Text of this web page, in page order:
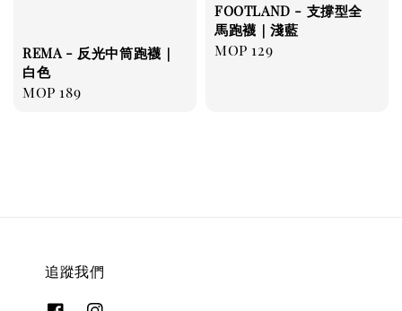
REMA - 反光中筒跑襪｜
白色
Regular
MOP 189
FOOTLAND - 支撐型全
馬跑襪｜淺藍
Regular
MOP 129
追蹤我們